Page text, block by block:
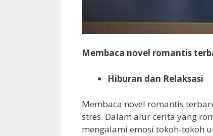
Membaca novel romantis
Hiburan dan Relaksasi
Membaca novel romantis
stres. Dalam alur cerita yang
mengalami emosi tokoh-tokoh